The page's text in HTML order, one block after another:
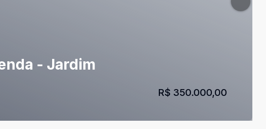
- Jardim
R$ 350.000,00